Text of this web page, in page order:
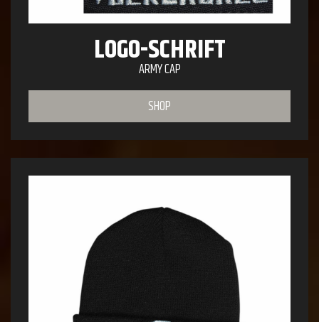
LOGO-SCHRIFT
ARMY CAP
SHOP